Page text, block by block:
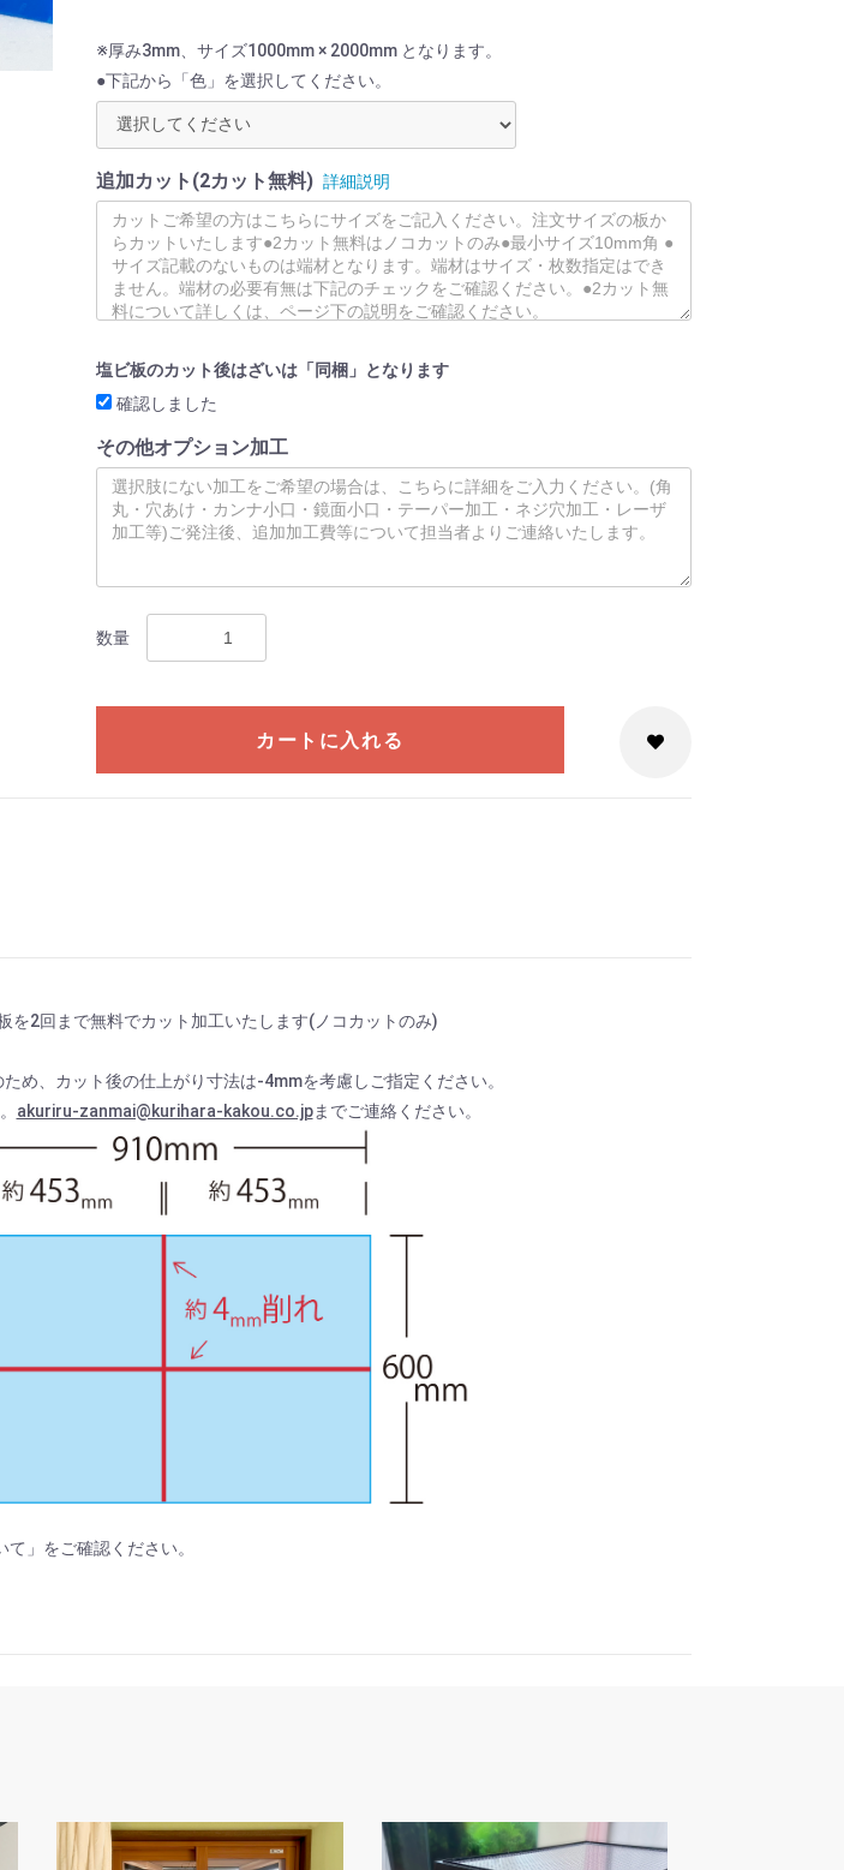
※厚み3mm、サイズ1000mm × 2000mm となります。
●下記から「色」を選択してください。
追加カット(2カット無料) 詳細説明
塩ビ板のカット後はざいは「同梱」となります
確認しました
その他オプション加工
数量
カートに入れる
2回まで無料でカット加工いたします(ノコカットのみ)
め、カット後の仕上がり寸法は-4mmを考慮しご指定ください。
akuriru-zanmai@kurihara-kakou.co.jpまでご連絡ください。
」をご確認ください。